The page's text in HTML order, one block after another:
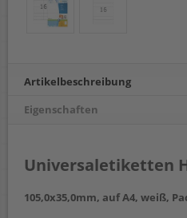
Artikelbeschreibung
Eigenschaften
Universaletiketten
105,0x35,0mm, auf A4, weiß,